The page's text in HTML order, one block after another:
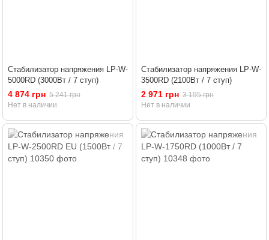
Стабилизатор напряжения LP-W-
5000RD (3000Вт / 7 ступ)
4 874 грн 5 241 грн
Нет в наличии
Стабилизатор напряжения LP-W-
3500RD (2100Вт / 7 ступ)
2 971 грн 3 195 грн
Нет в наличии